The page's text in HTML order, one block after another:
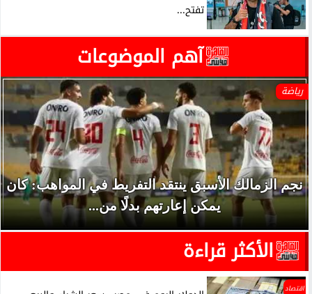
تفتح...
آهم الموضوعات
رياضة
نجم الزمالك الأسبق ينتقد التفريط في المواهب: كان
يمكن إعارتهم بدلًا من...
الأكثر قراءة
اقتصاد